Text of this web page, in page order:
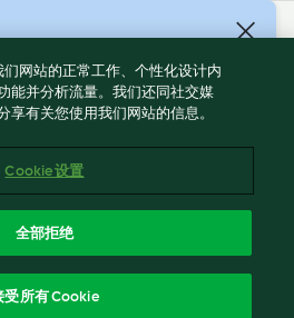
克信息科技(上海)有限公司 版权所有
[2026]3号
网站的正常工作、个性化设计内
能并分析流量。我们还同社交媒
享有关您使用我们网站的信息。
Cookie 设置
全部拒绝
受所有 Cookie